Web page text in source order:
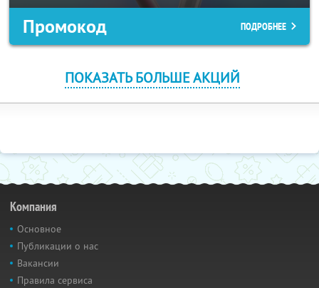
Промокод ПОДРОБНЕЕ
ПОКАЗАТЬ БОЛЬШЕ АКЦИЙ
Компания
Основное
Публикации о нас
Вакансии
Правила сервиса